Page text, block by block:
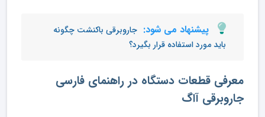
پیشنهاد می شود: جاروبرقی باکنشت چگونه
باید مورد استفاده قرار بگیرد؟
معرفی قطعات دستگاه در راهنمای فارسی
جاروبرقی آاگ